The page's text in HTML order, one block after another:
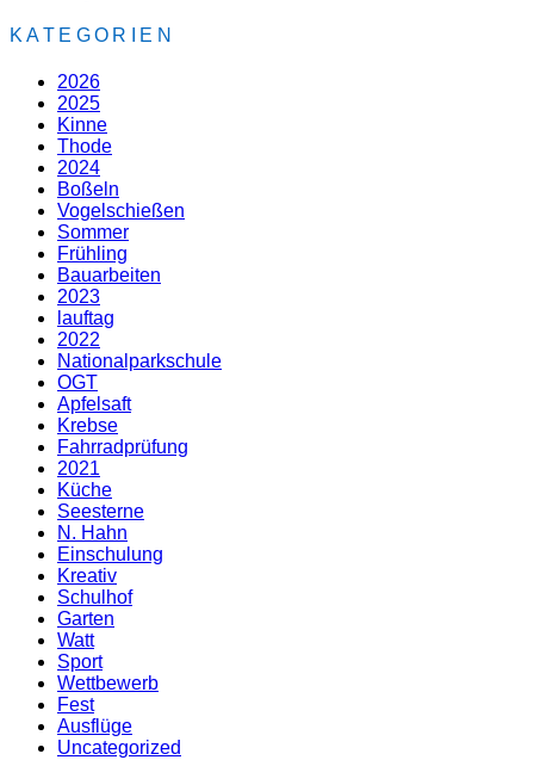
KATEGORIEN
2026
2025
Kinne
Thode
2024
Boßeln
Vogelschießen
Sommer
Frühling
Bauarbeiten
2023
lauftag
2022
Nationalparkschule
OGT
Apfelsaft
Krebse
Fahrradprüfung
2021
Küche
Seesterne
N. Hahn
Einschulung
Kreativ
Schulhof
Garten
Watt
Sport
Wettbewerb
Fest
Ausflüge
Uncategorized